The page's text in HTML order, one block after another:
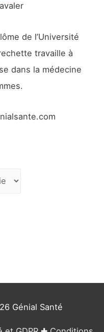
de l’Université
travaille à
dans la médecine
Génial Santé